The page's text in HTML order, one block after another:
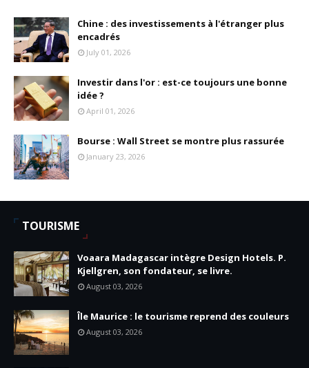
Chine : des investissements à l'étranger plus
encadrés
July 01, 2026
Investir dans l'or : est-ce toujours une bonne
idée ?
April 01, 2026
Bourse : Wall Street se montre plus rassurée
January 23, 2026
TOURISME
Voaara Madagascar intègre Design Hotels. P.
Kjellgren, son fondateur, se livre.
August 03, 2026
Île Maurice : le tourisme reprend des couleurs
August 03, 2026